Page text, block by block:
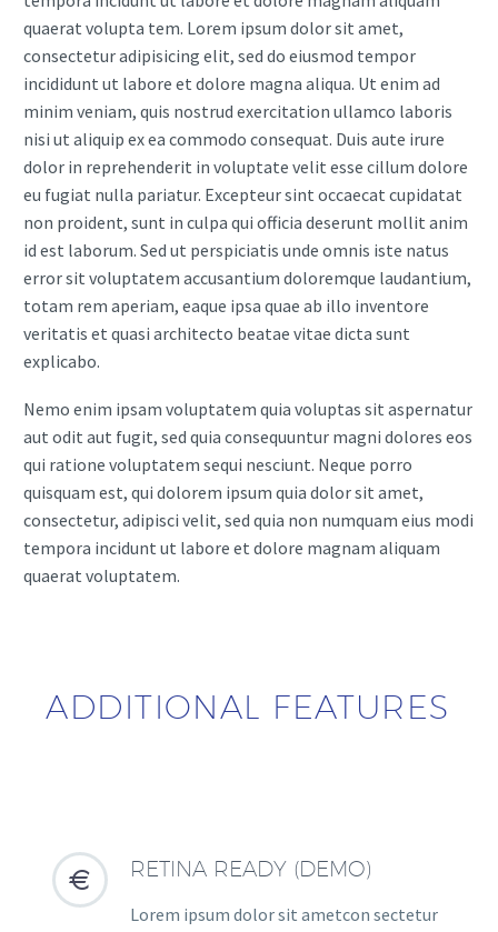
quaerat volupta tem. Lorem ipsum dolor sit amet,
consectetur adipisicing elit, sed do eiusmod tempor
incididunt ut labore et dolore magna aliqua. Ut enim ad
minim veniam, quis nostrud exercitation ullamco laboris
nisi ut aliquip ex ea commodo consequat. Duis aute irure
dolor in reprehenderit in voluptate velit esse cillum dolore
eu fugiat nulla pariatur. Excepteur sint occaecat cupidatat
non proident, sunt in culpa qui officia deserunt mollit anim
id est laborum. Sed ut perspiciatis unde omnis iste natus
error sit voluptatem accusantium doloremque laudantium,
totam rem aperiam, eaque ipsa quae ab illo inventore
veritatis et quasi architecto beatae vitae dicta sunt
explicabo.
Nemo enim ipsam voluptatem quia voluptas sit aspernatur
aut odit aut fugit, sed quia consequuntur magni dolores eos
qui ratione voluptatem sequi nesciunt. Neque porro
quisquam est, qui dolorem ipsum quia dolor sit amet,
consectetur, adipisci velit, sed quia non numquam eius modi
tempora incidunt ut labore et dolore magnam aliquam
quaerat voluptatem.
ADDITIONAL FEATURES

 RETINA READY (DEMO)
Lorem ipsum dolor sit ametcon sectetur